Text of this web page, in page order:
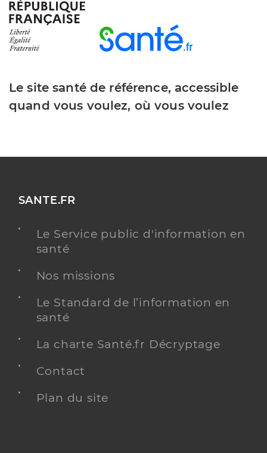
Le site santé de référence, accessible
quand vous voulez, où vous voulez
SANTE.FR
Le Service public d'information en
santé
Nos missions
Le Standard de l’information en
santé
La charte Santé.fr Décryptage
Contact
Plan du site